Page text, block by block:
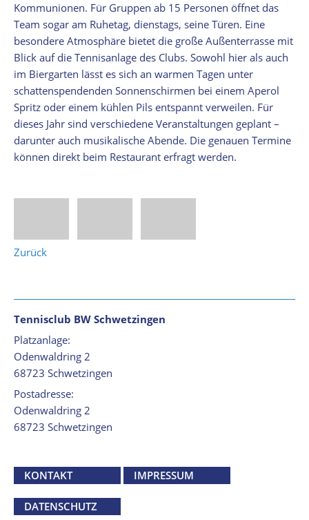
Kommunionen. Für Gruppen ab 15 Personen öffnet das
Team sogar am Ruhetag, dienstags, seine Türen. Eine
besondere Atmosphäre bietet die große Außenterrasse mit
Blick auf die Tennisanlage des Clubs. Sowohl hier als auch
im Biergarten lässt es sich an warmen Tagen unter
schattenspendenden Sonnenschirmen bei einem Aperol
Spritz oder einem kühlen Pils entspannt verweilen. Für
dieses Jahr sind verschiedene Veranstaltungen geplant –
darunter auch musikalische Abende. Die genauen Termine
können direkt beim Restaurant erfragt werden.
Zurück
Tennisclub BW Schwetzingen
Platzanlage:
Odenwaldring 2
68723 Schwetzingen
Postadresse:
Odenwaldring 2
68723 Schwetzingen
KONTAKT IMPRESSUM
DATENSCHUTZ